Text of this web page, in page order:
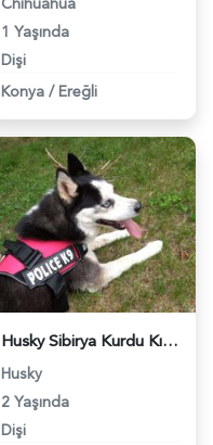
1 Yaşında
Dişi
Konya / Ereğli
Husky Sibirya Kurdu Kızıma Erkek Arıyorum - 7146
Husky
2 Yaşında
Dişi